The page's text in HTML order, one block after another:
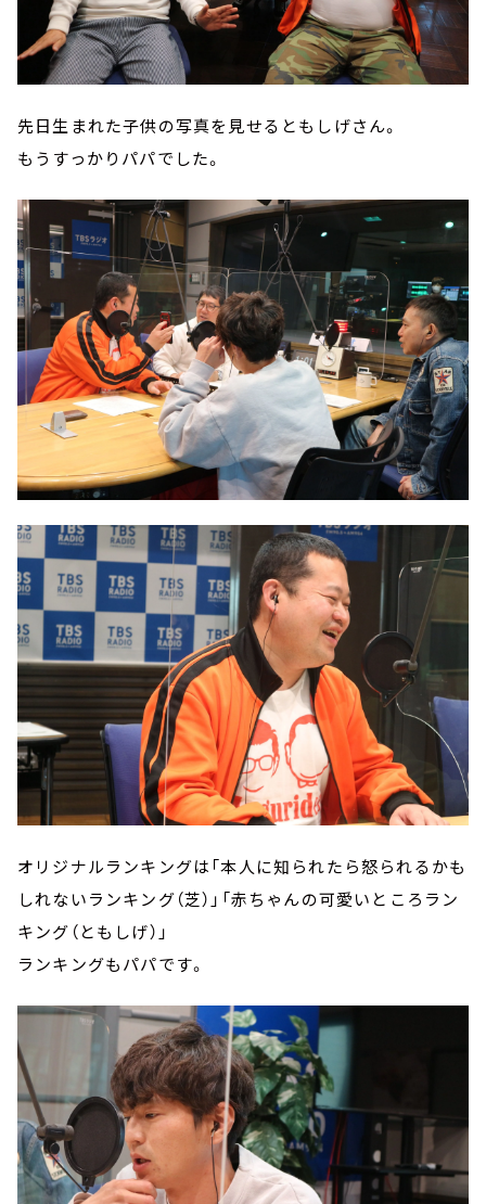
先日生まれた子供の写真を見せるともしげさん。
もうすっかりパパでした。
オリジナルランキングは「本人に知られたら怒られるかも
しれないランキング（芝）」「赤ちゃんの可愛いところラン
キング（ともしげ）」
ランキングもパパです。